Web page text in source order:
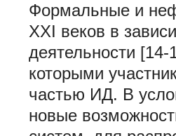
Формальные и
XXI веков в
деятельности
которыми
частью ИД. В
новые